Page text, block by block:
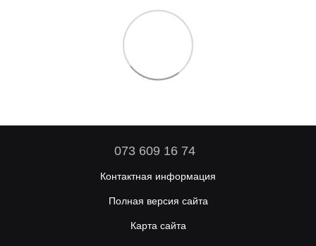
073 609 16 74
Контактная информация
Полная версия сайта
Карта сайта